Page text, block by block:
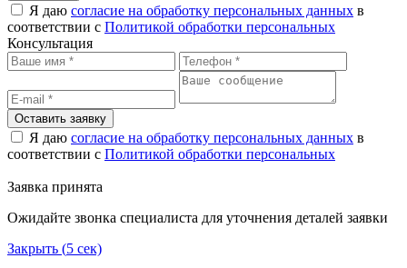
Я даю согласие на обработку персональных данных в
соответствии с Политикой обработки персональных
Консультация
Оставить заявку
Я даю согласие на обработку персональных данных в
соответствии с Политикой обработки персональных
Заявка принята
Ожидайте звонка специалиста для уточнения деталей заявки
Закрыть (5 сек)